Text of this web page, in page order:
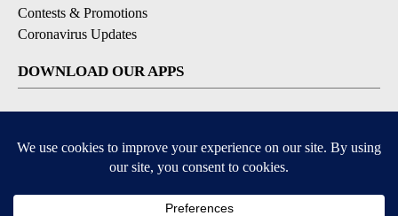
Contests & Promotions
Coronavirus Updates
DOWNLOAD OUR APPS